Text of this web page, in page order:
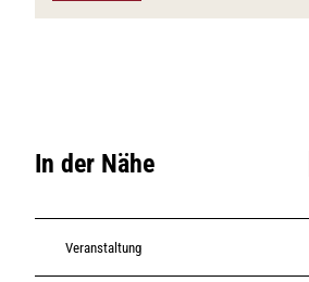
In der Nähe
Veranstaltung